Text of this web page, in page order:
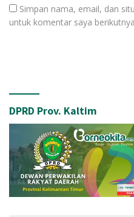
Simpan nama, email, dan
untuk komentar saya
DPRD Prov. Kaltim